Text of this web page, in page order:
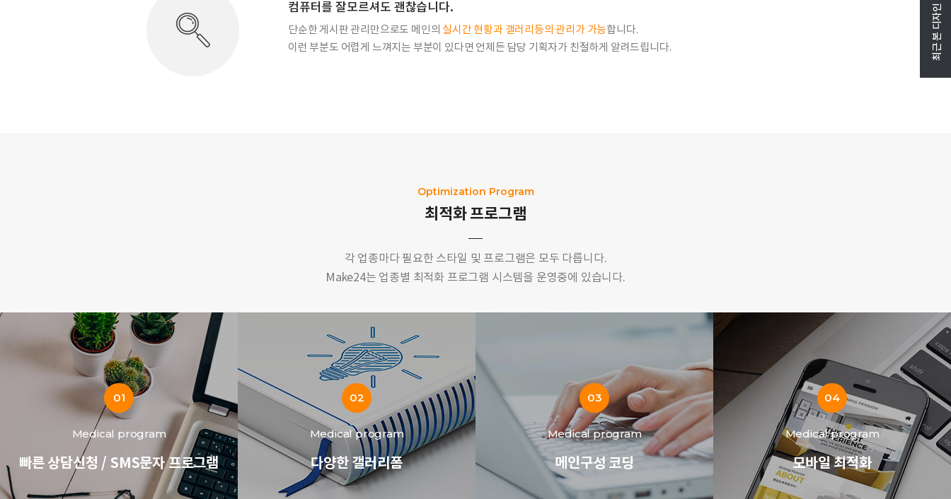
최근 본 디자인
컴퓨터를 잘모르셔도 괜찮습니다.
단순한 게시판 관리만으로도 메인의 실시간 현황과 갤러리등의 관리가 가능합니다.
이런 부분도 어렵게 느껴지는 부분이 있다면 언제든 담당 기획자가 친절하게 알려드립니다.
Optimization Program
최적화 프로그램
각 업종마다 필요한 스타일 및 프로그램은 모두 다릅니다.
Make24는 업종별 최적화 프로그램 시스템을 운영중에 있습니다.
01
Medical program
빠른 상담신청 / SMS문자 프로그램
02
Medical program
다양한 갤러리폼
03
Medical program
메인구성 코딩
04
Medical program
모바일 최적화